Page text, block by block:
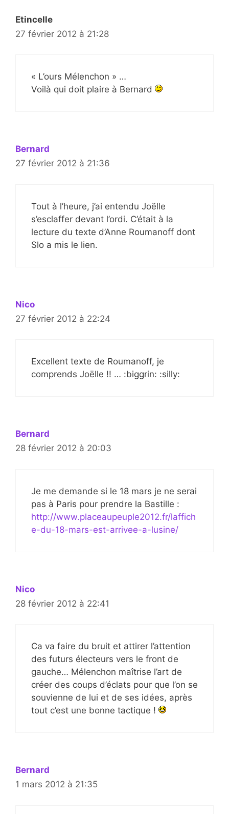
Etincelle
27 février 2012 à 21:28
« L’ours Mélenchon » …
Voilà qui doit plaire à Bernard
Bernard
27 février 2012 à 21:36
Tout à l’heure, j’ai entendu Joëlle
s’esclaffer devant l’ordi. C’était à la
lecture du texte d’Anne Roumanoff dont
Slo a mis le lien.
Nico
27 février 2012 à 22:24
Excellent texte de Roumanoff, je
comprends Joëlle !! … :biggrin: :silly:
Bernard
28 février 2012 à 20:03
Je me demande si le 18 mars je ne serai
pas à Paris pour prendre la Bastille :
http://www.placeaupeuple2012.fr/laffich
e-du-18-mars-est-arrivee-a-lusine/
Nico
28 février 2012 à 22:41
Ca va faire du bruit et attirer l’attention
des futurs électeurs vers le front de
gauche… Mélenchon maîtrise l’art de
créer des coups d’éclats pour que l’on se
souvienne de lui et de ses idées, après
tout c’est une bonne tactique !
Bernard
1 mars 2012 à 21:35